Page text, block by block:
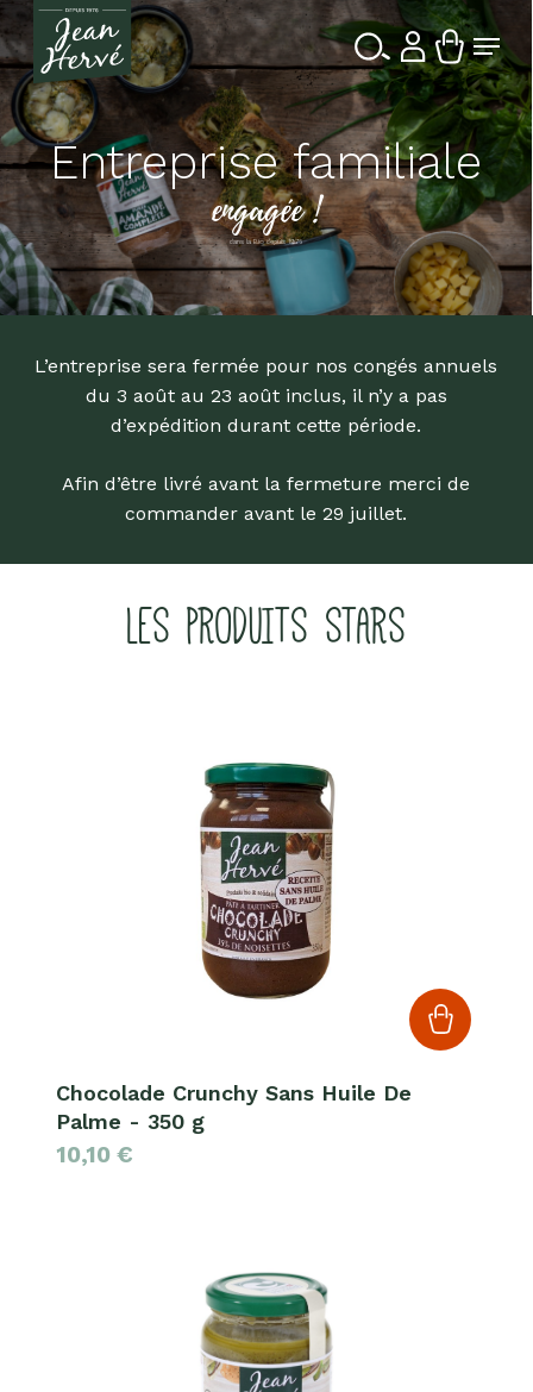
Passer
au
contenu
principalRecherche
de
produits
Menu
Entreprise familiale
engagée !
dans la Bio depuis 1976
L’entreprise sera fermée pour nos congés annuels
du 3 août au 23 août inclus, il n’y a pas
d’expédition durant cette période.
Afin d’être livré avant la fermeture merci de
commander avant le 29 juillet.
LES PRODUITS STARS
Chocolade Crunchy Sans Huile De
Palme - 350 g
10,10 €
le
menu